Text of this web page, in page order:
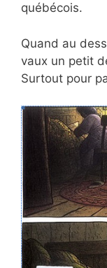
québécois.
Quand au
vaux un petit
Surtout pour